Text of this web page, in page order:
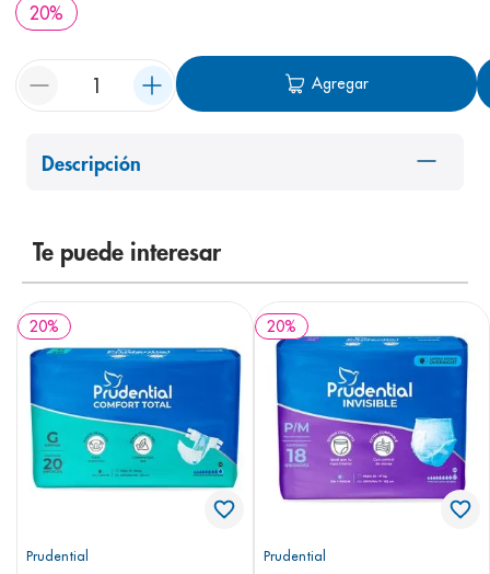
20%
Agregar
Descripción
Te puede interesar
20%
Prudential
20%
Prudential
4. cerave
shampoo
8. panolini
desodorante